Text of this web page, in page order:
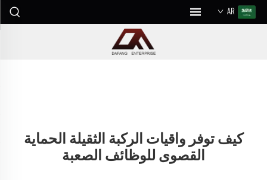
AR
كيف توفر واقيات الركبة الثقيلة الحماية
القصوى للوظائف الصعبة